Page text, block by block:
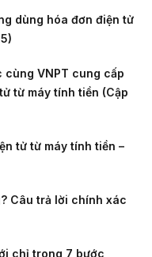
dùng hóa đơn điện tử
VNPT cung cấp
từ máy tính tiền (Cập
tử từ máy tính tiền –
Câu trả lời chính xác
chỉ trong 7 bước